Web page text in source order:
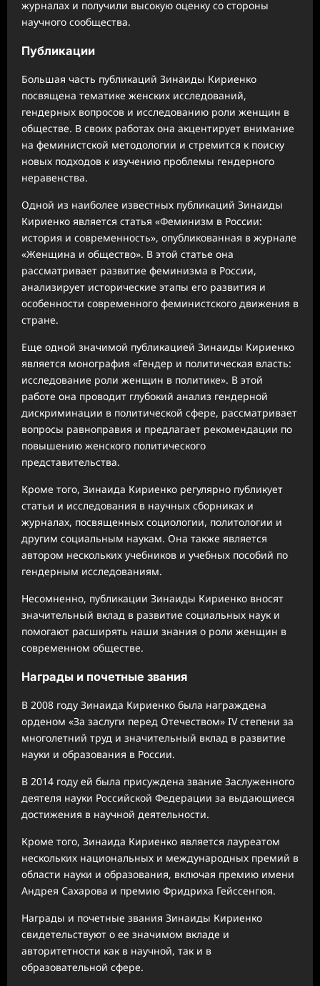
журналах и получили высокую оценку со стороны
научного сообщества.
Публикации
Большая часть публикаций Зинаиды Кириенко
посвящена тематике женских исследований,
гендерных вопросов и исследованию роли женщин в
обществе. В своих работах она акцентирует внимание
на феминистской методологии и стремится к поиску
новых подходов к изучению проблемы гендерного
неравенства.
Одной из наиболее известных публикаций Зинаиды
Кириенко является статья «Феминизм в России:
история и современность», опубликованная в журнале
«Женщина и общество». В этой статье она
рассматривает развитие феминизма в России,
анализирует исторические этапы его развития и
особенности современного феминистского движения в
стране.
Еще одной значимой публикацией Зинаиды Кириенко
является монография «Гендер и политическая власть:
исследование роли женщин в политике». В этой
работе она проводит глубокий анализ гендерной
дискриминации в политической сфере, рассматривает
вопросы равноправия и предлагает рекомендации по
повышению женского политического
представительства.
Кроме того, Зинаида Кириенко регулярно публикует
статьи и исследования в научных сборниках и
журналах, посвященных социологии, политологии и
другим социальным наукам. Она также является
автором нескольких учебников и учебных пособий по
гендерным исследованиям.
Несомненно, публикации Зинаиды Кириенко вносят
значительный вклад в развитие социальных наук и
помогают расширять наши знания о роли женщин в
современном обществе.
Награды и почетные звания
В 2008 году Зинаида Кириенко была награждена
орденом «За заслуги перед Отечеством» IV степени за
многолетний труд и значительный вклад в развитие
науки и образования в России.
В 2014 году ей была присуждена звание Заслуженного
деятеля науки Российской Федерации за выдающиеся
достижения в научной деятельности.
Кроме того, Зинаида Кириенко является лауреатом
нескольких национальных и международных премий в
области науки и образования, включая премию имени
Андрея Сахарова и премию Фридриха Гейссенгюя.
Награды и почетные звания Зинаиды Кириенко
свидетельствуют о ее значимом вкладе и
авторитетности как в научной, так и в
образовательной сфере.